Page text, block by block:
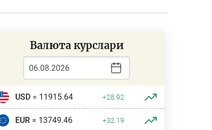
Валюта курслари
USD= 11915.64 +28.92
EUR= 13749.46 +32.19